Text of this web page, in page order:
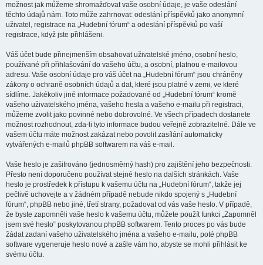
možnost jak můžeme shromažďovat vaše osobní údaje, je vaše odeslání
těchto údajů nám. Toto může zahrnovat: odeslání příspěvků jako anonymní
uživatel, registrace na „Hudební fórum“ a odeslání příspěvků po vaší
registrace, když jste přihlášeni.
Váš účet bude přinejmenším obsahovat uživatelské jméno, osobní heslo,
používané při přihlašování do vašeho účtu, a osobní, platnou e-mailovou
adresu. Vaše osobní údaje pro váš účet na „Hudební fórum“ jsou chráněny
zákony o ochraně osobních údajů a dat, které jsou platné v zemi, ve které
sídlíme. Jakékoliv jiné informace požadované od „Hudební fórum“ kromě
vašeho uživatelského jména, vašeho hesla a vašeho e-mailu při registraci,
můžeme zvolit jako povinné nebo dobrovolné. Ve všech případech dostanete
možnost rozhodnout, zda-li tyto informace budou veřejně zobrazitelné. Dále ve
vašem účtu máte možnost zakázat nebo povolit zasílání automaticky
vytvářených e-mailů phpBB softwarem na váš e-mail.
Vaše heslo je zašifrováno (jednosměrný hash) pro zajištění jeho bezpečnosti.
Přesto není doporučeno používat stejné heslo na dalších stránkách. Vaše
heslo je prostředek k přístupu k vašemu účtu na „Hudební fórum“, takže jej
pečlivě uchovejte a v žádném případě nebude nikdo spojený s „Hudební
fórum“, phpBB nebo jiné, třetí strany, požadovat od vás vaše heslo. V případě,
že byste zapomněli vaše heslo k vašemu účtu, můžete použít funkci „Zapomněl
jsem své heslo“ poskytovanou phpBB softwarem. Tento proces po vás bude
žádat zadaní vašeho uživatelského jména a vašeho e-mailu, poté phpBB
software vygeneruje heslo nové a zašle vám ho, abyste se mohli přihlásit ke
svému účtu.